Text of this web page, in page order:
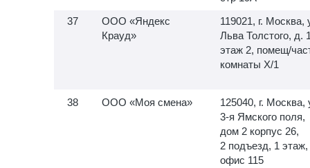
ООО «Яндекс
Крауд»
119021, г. Москва,
Льва Толстого, д.
этаж 2, помещ/
комнаты X/1
ООО «Моя смена»
125040, г. Москва,
3-я Ямского поля,
дом 2 корпус 26,
2 подъезд, 1 этаж,
офис 115